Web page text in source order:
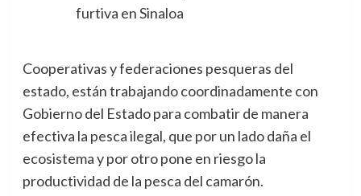
furtiva en Sinaloa
Cooperativas y federaciones pesqueras del
estado, están trabajando coordinadamente con
Gobierno del Estado para combatir de manera
efectiva la pesca ilegal, que por un lado daña el
ecosistema y por otro pone en riesgo la
productividad de la pesca del camarón.